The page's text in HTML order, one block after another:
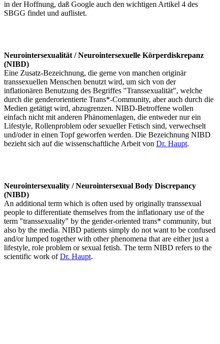
in der Hoffnung, daß Google auch den wichtigen Artikel 4 des
SBGG findet und auflistet.
Neurointersexualität / Neurointersexuelle Körperdiskrepanz
(NIBD)
Eine Zusatz-Bezeichnung, die gerne von manchen originär
transsexuellen Menschen benutzt wird, um sich von der
inflationären Benutzung des Begriffes "Transsexualität", welche
durch die genderorientierte Trans*-Community, aber auch durch die
Medien getätigt wird, abzugrenzen. NIBD-Betroffene wollen
einfach nicht mit anderen Phänomenlagen, die entweder nur ein
Lifestyle, Rollenproblem oder sexueller Fetisch sind, verwechselt
und/oder in einen Topf geworfen werden. Die Bezeichnung NIBD
bezieht sich auf die wissenschaftliche Arbeit von Dr. Haupt.
Neurointersexuality / Neurointersexual Body Discrepancy
(NIBD)
An additional term which is often used by originally transsexual
people to differentiate themselves from the inflationary use of the
term "transsexuality" by the gender-oriented trans* community, but
also by the media. NIBD patients simply do not want to be confused
and/or lumped together with other phenomena that are either just a
lifestyle, role problem or sexual fetish. The term NIBD refers to the
scientific work ofDr. Haupt.